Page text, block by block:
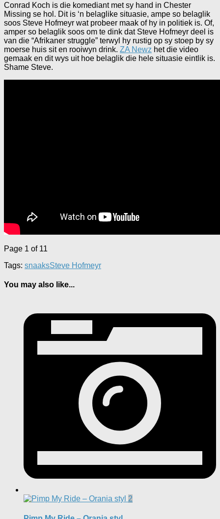
Conrad Koch is die komediant met sy hand in Chester
Missing se hol. Dit is ‘n belaglike situasie, ampe so belaglik
soos Steve Hofmeyr wat probeer maak of hy in politiek is. Of,
amper so belaglik soos om te dink dat Steve Hofmeyr deel is
van die “Afrikaner struggle” terwyl hy rustig op sy stoep by sy
moerse huis sit en rooiwyn drink. ZA Newz het die video
gemaak en dit wys uit hoe belaglik die hele situasie eintlik is.
Shame Steve.
Page 1 of 11
Tags: snaaksSteve Hofmeyr
You may also like...
2